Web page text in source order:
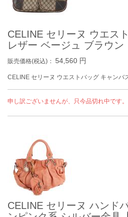
CELINE セリーヌ ウエス
レザー ベージュ ブラウン
販売価格(税込)： 54,560 円
CELINE セリーヌ ウエストバッグ キャンバ
申し訳ございませんが、只今品切れ中です。
CELINE セリーヌ ハンド